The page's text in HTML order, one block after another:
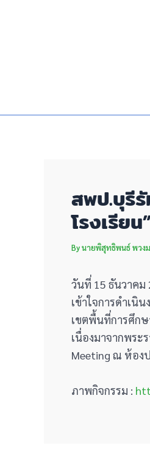
สพป.บุรี
โรงเรียน
Byนายพิสุทธิพนธ์ พวง
วันที่ 15 ธันวาคม
เข้าใจการดำเนิ
เขตพื้นที่การศึกษ
เนื่องมาจากพระ
Meeting ณ ห้อง
ภาพกิจกรรม :